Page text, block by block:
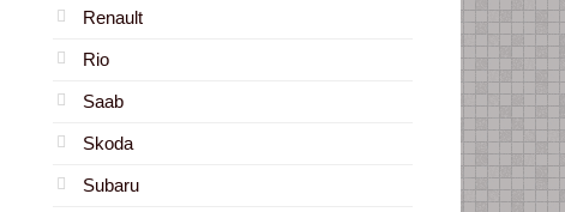
Renault
Rio
Saab
Skoda
Subaru